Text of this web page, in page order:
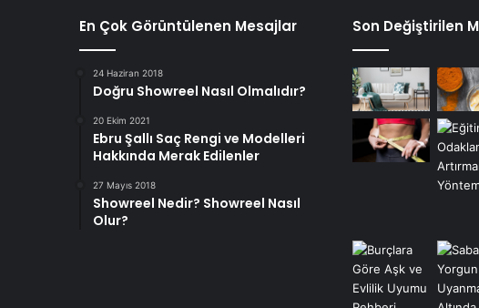
En Çok Görüntülenen Mesajlar
24 Haziran 2018
Doğru Showreel Nasıl Olmalıdır?
20 Ekim 2021
Ebru Şallı Saç Rengi ve Modelleri
Hakkında Merak Edilenler
27 Mayıs 2018
Showreel Nedir? Showreel Nasıl
Olur?
Son Değiştirilen